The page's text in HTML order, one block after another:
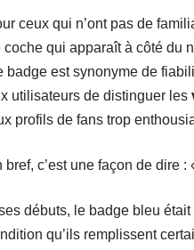
ceux qui n’ont pas de
coche qui apparaît à côté du
badge est synonyme de
utilisateurs de distinguer les
profils de fans trop
bref, c’est une façon de dire :
débuts, le badge bleu
qu’ils remplissent